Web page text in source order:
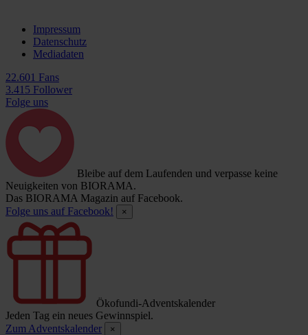
Impressum
Datenschutz
Mediadaten
22.601 Fans
3.415 Follower
Folge uns
Bleibe auf dem Laufenden und verpasse keine
Neuigkeiten von BIORAMA.
Das BIORAMA Magazin auf Facebook.
Folge uns auf Facebook!
×
Ökofundi-Adventskalender
Jeden Tag ein neues Gewinnspiel.
Zum Adventskalender
×